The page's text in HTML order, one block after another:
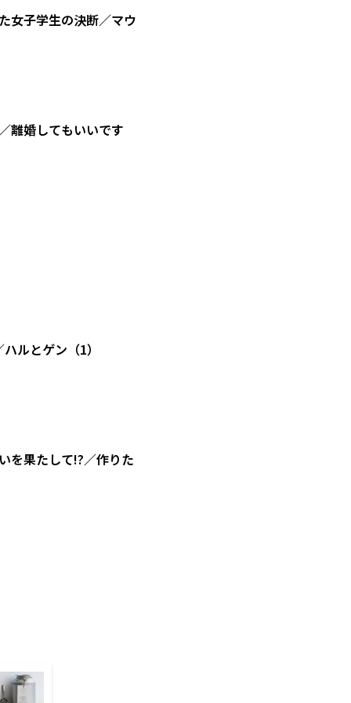
女子学生の決断／マウ
離婚してもいいです
ルとゲン（1）
を果たして!?／作りた